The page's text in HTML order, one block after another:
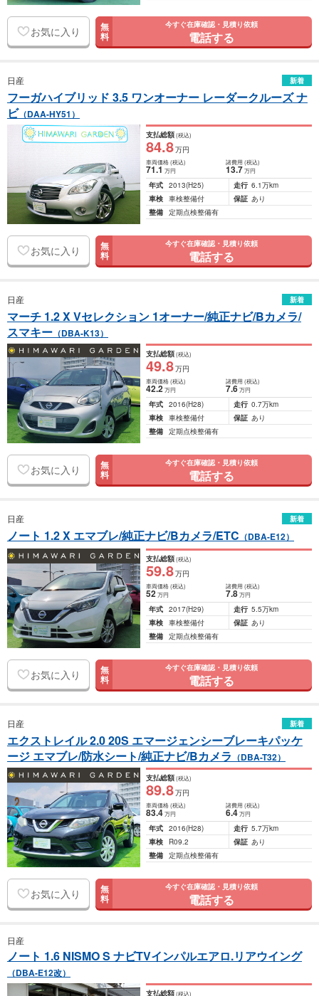
お気に入り 無
料
今すぐ在庫確認・見積り依頼
電話する
日産 新着
フーガハイブリッド 3.5 ワンオーナー レーダークルーズ ナ
ビ（DAA-HY51）
支払総額(税込)
84.8万円
車両価格(税込)
71.1万円
諸費用 (税込)
13.7 万円
年式 2013(H25) 走行 6.1万km
車検 車検整備付 保証 あり
整備 定期点検整備有
お気に入り 無
料
今すぐ在庫確認・見積り依頼
電話する
日産 新着
マーチ 1.2 X Vセレクション 1オーナー/純正ナビ/Bカメラ/
スマキー （DBA-K13）
支払総額(税込)
49.8万円
車両価格(税込)
42.2万円
諸費用 (税込)
7.6 万円
年式 2016(H28) 走行 0.7万km
車検 車検整備付 保証 あり
整備 定期点検整備有
お気に入り 無
料
今すぐ在庫確認・見積り依頼
電話する
日産 新着
ノート 1.2 X エマブレ/純正ナビ/Bカメラ/ETC （DBA-E12）
支払総額(税込)
59.8万円
車両価格(税込)
52万円
諸費用 (税込)
7.8 万円
年式 2017(H29) 走行 5.5万km
車検 車検整備付 保証 あり
整備 定期点検整備有
お気に入り 無
料
今すぐ在庫確認・見積り依頼
電話する
日産 新着
エクストレイル 2.0 20S エマージェンシーブレーキパッケ
ージ エマブレ/防水シート/純正ナビ/Bカメラ （DBA-T32）
支払総額(税込)
89.8万円
車両価格(税込)
83.4万円
諸費用 (税込)
6.4 万円
年式 2016(H28) 走行 5.7万km
車検
R09.2 保証 あり
整備 定期点検整備有
お気に入り 無
料
今すぐ在庫確認・見積り依頼
電話する
日産
ノート 1.6 NISMO S ナビTVインパルエアロ.リアウイング
（DBA-E12改）
支払総額(税込)